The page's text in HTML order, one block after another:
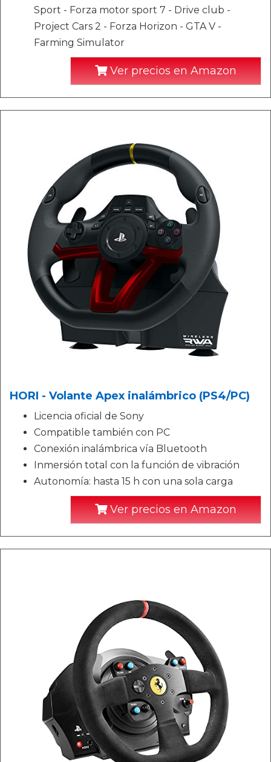
Sport - Forza motor sport 7 - Drive club -
Project Cars 2 - Forza Horizon - GTA V -
Farming Simulator
Ver precios en Amazon
HORI - Volante Apex inalámbrico (PS4/PC)
Licencia oficial de Sony
Compatible también con PC
Conexión inalámbrica vía Bluetooth
Inmersión total con la función de vibración
Autonomía: hasta 15 h con una sola carga
Ver precios en Amazon